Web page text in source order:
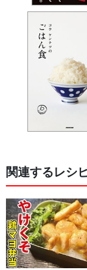
関連するレシ